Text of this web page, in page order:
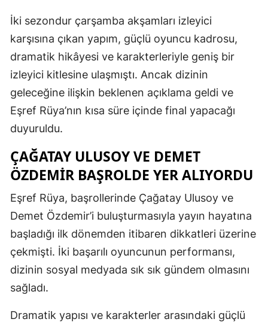
İki sezondur çarşamba akşamları izleyici
karşısına çıkan yapım, güçlü oyuncu kadrosu,
dramatik hikâyesi ve karakterleriyle geniş bir
izleyici kitlesine ulaşmıştı. Ancak dizinin
geleceğine ilişkin beklenen açıklama geldi ve
Eşref Rüya’nın kısa süre içinde final yapacağı
duyuruldu.
ÇAĞATAY ULUSOY VE DEMET
ÖZDEMIR BAŞROLDE YER ALIYORDU
Eşref Rüya, başrollerinde Çağatay Ulusoy ve
Demet Özdemir’i buluşturmasıyla yayın hayatına
başladığı ilk dönemden itibaren dikkatleri üzerine
çekmişti. İki başarılı oyuncunun performansı,
dizinin sosyal medyada sık sık gündem olmasını
sağladı.
Dramatik yapısı ve karakterler arasındaki güçlü